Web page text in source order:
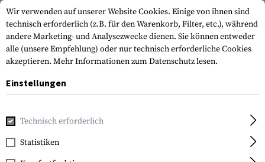
Home Waffenzubehör
Glock
Steel Rear Sight 6.5mm
Wir verwenden auf unserer Website Cookies. Einige von ihnen sind
technisch erforderlich (z.B. für den Warenkorb, Filter, etc.), während
andere Marketing- und Analysezwecke dienen. Sie können entweder
alle (unsere Empfehlung) oder nur technisch erforderliche Cookies
akzeptieren. Mehr Informationen zum Datenschutz lesen.
Einstellungen
Technisch erforderlich
Statistiken